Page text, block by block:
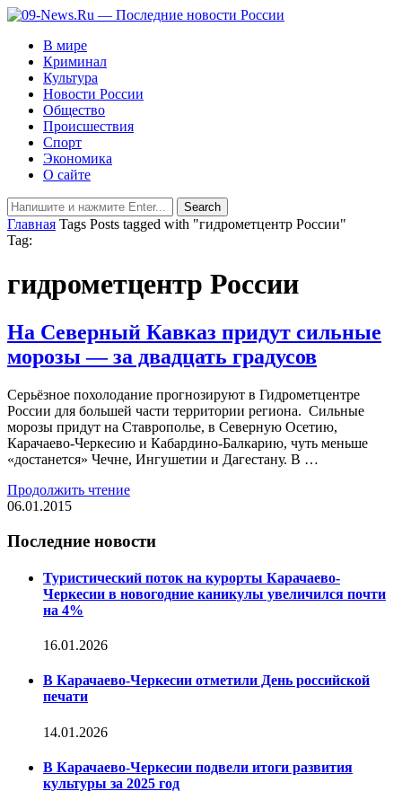
В мире
Криминал
Культура
Новости России
Общество
Происшествия
Спорт
Экономика
О сайте
Главная Tags Posts tagged with "гидрометцентр России"
Tag:
гидрометцентр России
На Северный Кавказ придут сильные
морозы — за двадцать градусов
Серьёзное похолодание прогнозируют в Гидрометцентре
России для большей части территории региона. Сильные
морозы придут на Ставрополье, в Северную Осетию,
Карачаево-Черкесию и Кабардино-Балкарию, чуть меньше
«достанется» Чечне, Ингушетии и Дагестану. В …
Продолжить чтение
06.01.2015
Последние новости
Туристический поток на курорты Карачаево-
Черкесии в новогодние каникулы увеличился почти
на 4%
16.01.2026
В Карачаево-Черкесии отметили День российской
печати
14.01.2026
В Карачаево-Черкесии подвели итоги развития
культуры за 2025 год